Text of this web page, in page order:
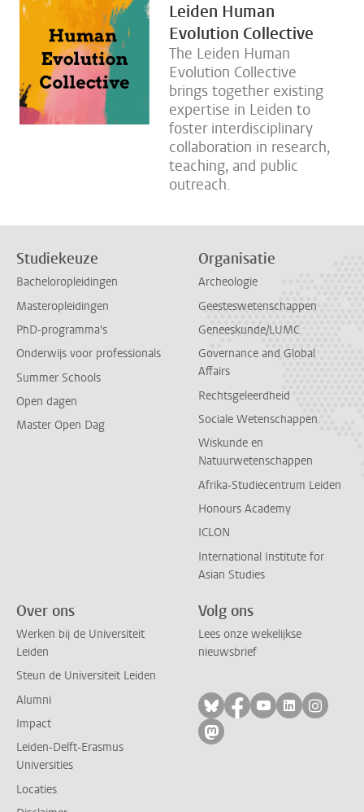
Leiden Human
Evolution Collective
The Leiden Human
Evolution Collective
brings together existing
expertise in Leiden to
foster interdisciplinary
collaboration in research,
teaching, and public
outreach.
Studiekeuze
Bacheloropleidingen
Masteropleidingen
PhD-programma's
Onderwijs voor professionals
Summer Schools
Open dagen
Master Open Dag
Organisatie
Archeologie
Geesteswetenschappen
Geneeskunde/LUMC
Governance and Global
Affairs
Rechtsgeleerdheid
Sociale Wetenschappen
Wiskunde en
Natuurwetenschappen
Afrika-Studiecentrum Leiden
Honours Academy
ICLON
International Institute for
Asian Studies
Over ons
Werken bij de Universiteit
Leiden
Steun de Universiteit Leiden
Alumni
Impact
Leiden-Delft-Erasmus
Universities
Locaties
Volg ons
Lees onze wekelijkse
nieuwsbrief
Volg ons op bluesky
Volg ons op
Volg ons op
Volg ons
Volg
Volg ons op mastodon